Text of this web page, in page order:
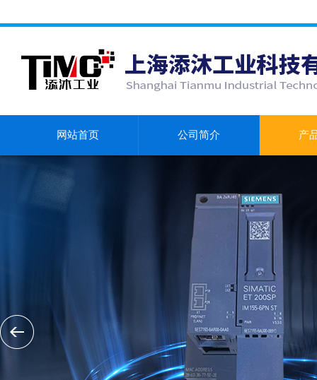
网站首页 公司简介 产